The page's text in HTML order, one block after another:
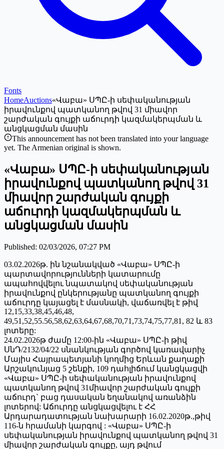
Fonts
HomeAuctions«Վաբա» ՍՊԸ-ի սեփականության
իրավունքով պատկանող թվով 31 միավոր
շարժական գույքի աճուրդի կազմակերպման և
անցկացման մասին
This announcement has not been translated into your language
yet. The Armenian original is shown.
«Վաբա» ՍՊԸ-ի սեփականության
իրավունքով պատկանող թվով 31
միավոր շարժական գույքի
աճուրդի կազմակերպման և
անցկացման մասին
Published: 02/03/2026, 07:27 PM
03.02.2026թ. ին նշանակված «Վաբա» ՍՊԸ-ի
պարտավորությունների կատարումը
ապահովվելու նպատակով սեփականության
իրավունքով ընկերությանը պատկանող գույքի
աճուրդը կայացել է մասնակի, վաճառվել է թիվ
12,15,33,38,45,46,48,
49,51,52,55.56,58,62,63,64,67,68,70,71,73,74,75,77,81, 82 և 83
լոտերը:
24.02.2026թ ժամը 12:00-ին «Վաբա» ՍՊԸ-ի թիվ
ՍնԴ/2132/04/22 սնանկության գործով կառավարիչ
Մայիս Հայրապետյանի կողմից Երևան քաղաքի
Արշակունյաց 5 շենքի, 109 դահլիճում կանցկացվի
«Վաբա» ՍՊԸ-ի սեփականության իրավունքով
պատկանող թվով 31միավոր շարժական գույքի
աճուրդ` բաց դասական եղանակով առանձին
լոտերով: Աճուրդը անցկացվելու է ՀՀ
Արդարադատության նախարարի 16.02.2020թ.,թիվ
116-ն հրամանի կարգով : «Վաբա» ՍՊԸ-ի
սեփականության իրավունքով պատկանող թվով 31
միավոր շարժական գույքը, այդ թվում